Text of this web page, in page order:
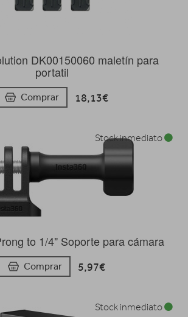
DK00150060 maletín para
portatil
Comprar 18,13€
to 1/4" Soporte para cámara
Comprar 5,97€
Stock inmediato
Stock inmediato